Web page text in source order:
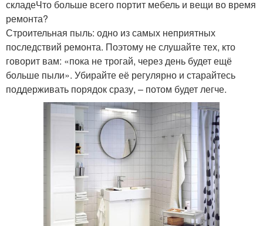
складеЧто больше всего портит мебель и вещи во время
ремонта?
Строительная пыль: одно из самых неприятных
последствий ремонта. Поэтому не слушайте тех, кто
говорит вам: «пока не трогай, через день будет ещё
больше пыли». Убирайте её регулярно и старайтесь
поддерживать порядок сразу, – потом будет легче.